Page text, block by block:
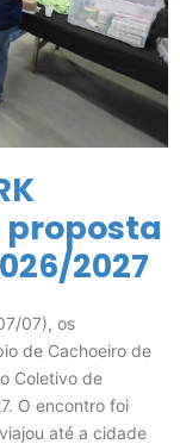
2027
07), os
de Cachoeiro de
Coletivo de
O encontro foi
até a cidade